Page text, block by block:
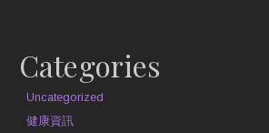
Categories
Uncategorized
健康資訊